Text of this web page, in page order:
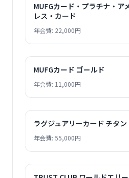
MUFGカード・プラチナ・ア
レス・カード
年会費: 22,000円
MUFGカード ゴールド
年会費: 11,000円
ラグジュアリーカード チタン
年会費: 55,000円